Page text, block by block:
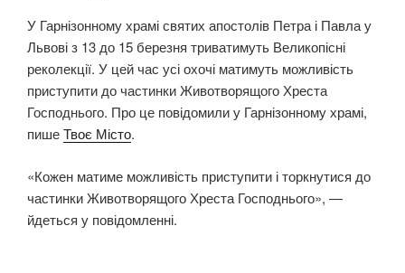
У Гарнізонному храмі святих апостолів Петра і Павла у
Львові з 13 до 15 березня триватимуть Великопісні
реколекції. У цей час усі охочі матимуть можливість
приступити до частинки Животворящого Хреста
Господнього. Про це повідомили у Гарнізонному храмі,
пишеТвоє Місто.
«Кожен матиме можливість приступити і торкнутися до
частинки Животворящого Хреста Господнього», —
йдеться у повідомленні.